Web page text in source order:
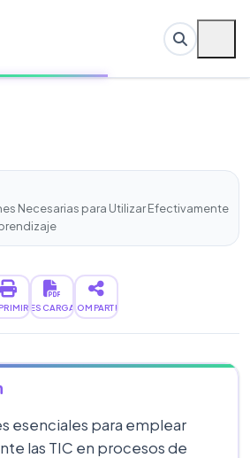
Necesarias para Utilizar Efectivamente
DESCARGARCOMPARTIR
esenciales para emplear
las TIC en procesos de